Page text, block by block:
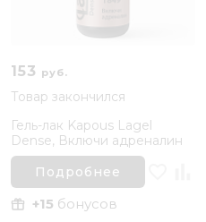
153 руб.
Товар закончился
Гель-лак Kapous Lagel
Dense, Включи адреналин
Подробнее
+15 бонусов